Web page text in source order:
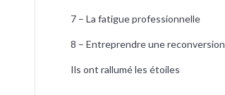
7 – La fatigue professionnelle
8 – Entreprendre une reconversion
Ils ont rallumé les étoiles